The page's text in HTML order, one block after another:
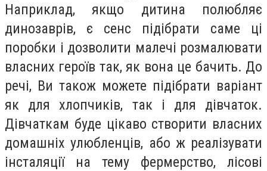
Наприклад, якщо дитина полюбляє
динозаврів, є сенс підібрати саме ці
поробки і дозволити малечі розмалювати
власних героїв так, як вона це бачить. До
речі, Ви також можете підібрати варіант
як для хлопчиків, так і для дівчаток.
Дівчаткам буде цікаво створити власних
домашніх улюбленців, або ж реалізувати
інсталяції на тему фермерство, лісові